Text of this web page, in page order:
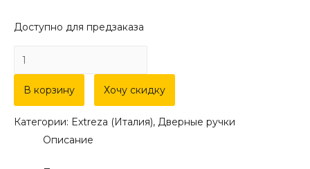
Доступно для предзаказа
Количество
товара
Дверная
ручка
Extreza
"PIERO"
В корзину Хочу скидку
Категории: Extreza (Италия), Дверные ручки
Описание